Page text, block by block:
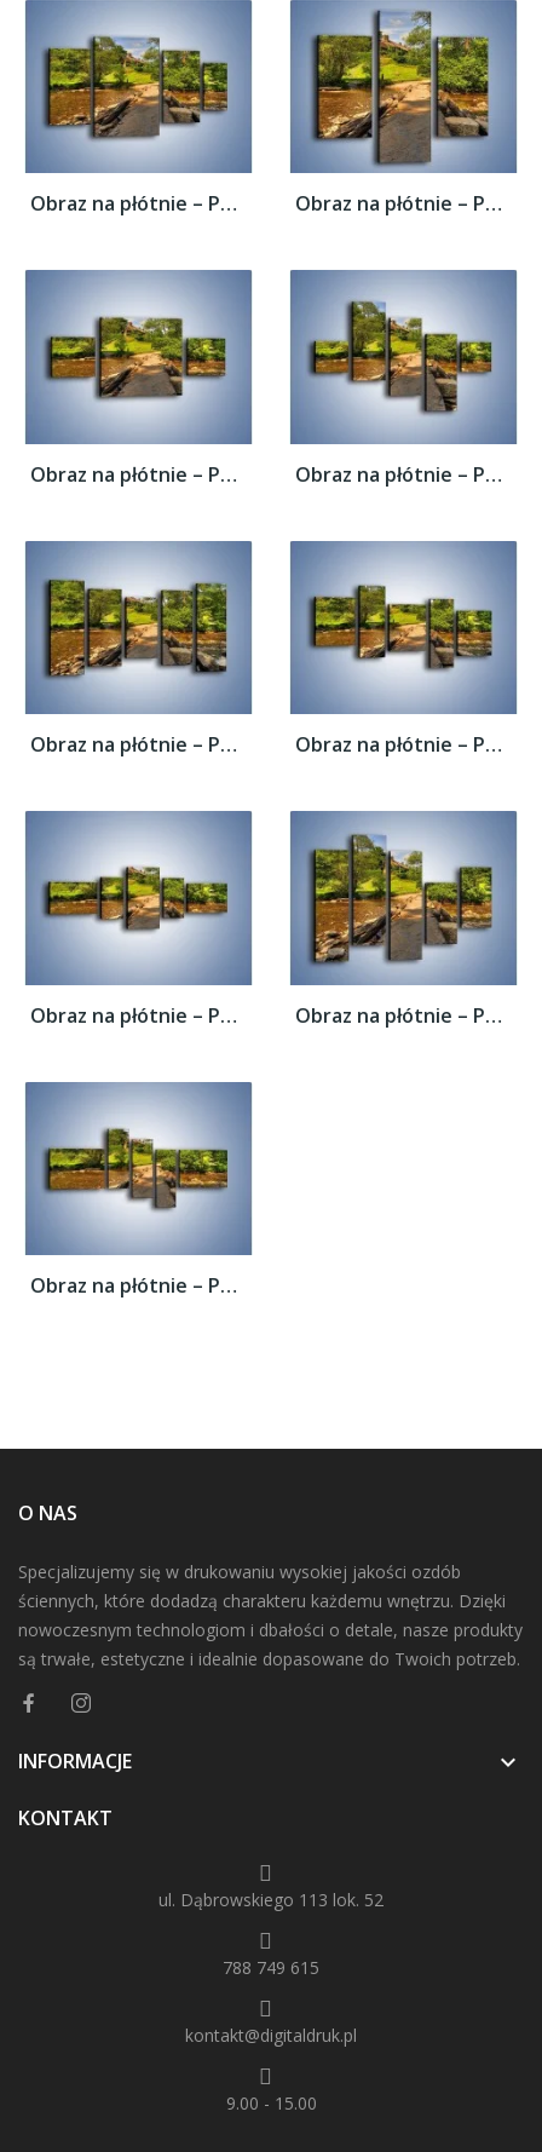
Obraz na płótnie – Powrót do rodzinnego... Obraz na płótnie – Powrót do rodzinnego...
Obraz na płótnie – Powrót do rodzinnego... Obraz na płótnie – Powrót do rodzinnego...
Obraz na płótnie – Powrót do rodzinnego... Obraz na płótnie – Powrót do rodzinnego...
Obraz na płótnie – Powrót do rodzinnego... Obraz na płótnie – Powrót do rodzinnego...
Obraz na płótnie – Powrót do rodzinnego...
O NAS
Specjalizujemy się w drukowaniu wysokiej jakości ozdób
ściennych, które dodadzą charakteru każdemu wnętrzu. Dzięki
nowoczesnym technologiom i dbałości o detale, nasze produkty
są trwałe, estetyczne i idealnie dopasowane do Twoich potrzeb.
INFORMACJE 
KONTAKT
ul. Dąbrowskiego 113 lok. 52
788 749 615
kontakt@digitaldruk.pl
9.00 - 15.00